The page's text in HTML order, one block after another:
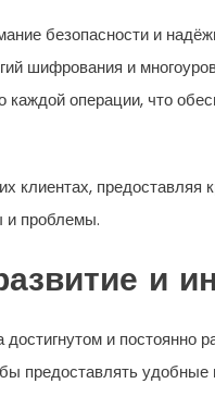
безопасности и
шифрования и
операции, что
клиентах, предоставляя
и проблемы.
и
и постоянно
предоставлять